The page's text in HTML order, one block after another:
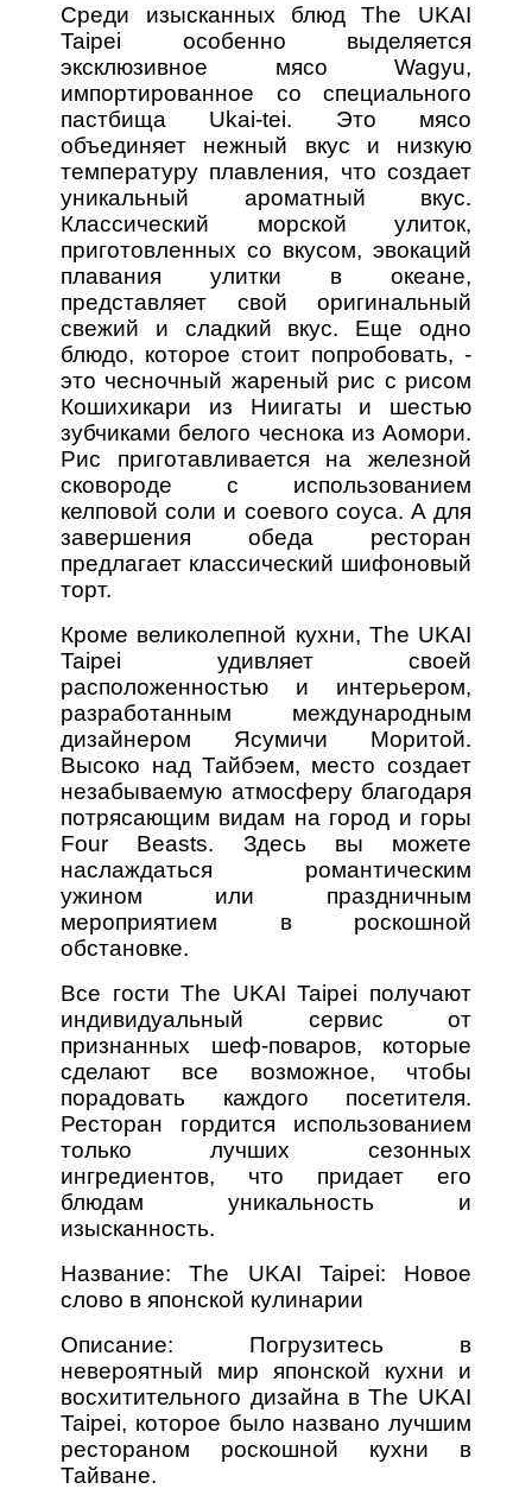
Среди изысканных блюд The UKAI
Taipei особенно выделяется
эксклюзивное мясо Wagyu,
импортированное со специального
пастбища Ukai-tei. Это мясо
объединяет нежный вкус и низкую
температуру плавления, что создает
уникальный ароматный вкус.
Классический морской улиток,
приготовленных со вкусом, эвокаций
плавания улитки в океане,
представляет свой оригинальный
свежий и сладкий вкус. Еще одно
блюдо, которое стоит попробовать, -
это чесночный жареный рис с рисом
Кошихикари из Ниигаты и шестью
зубчиками белого чеснока из Аомори.
Рис приготавливается на железной
сковороде с использованием
келповой соли и соевого соуса. А для
завершения обеда ресторан
предлагает классический шифоновый
торт.
Кроме великолепной кухни, The UKAI
Taipei удивляет своей
расположенностью и интерьером,
разработанным международным
дизайнером Ясумичи Моритой.
Высоко над Тайбэем, место создает
незабываемую атмосферу благодаря
потрясающим видам на город и горы
Four Beasts. Здесь вы можете
наслаждаться романтическим
ужином или праздничным
мероприятием в роскошной
обстановке.
Все гости The UKAI Taipei получают
индивидуальный сервис от
признанных шеф-поваров, которые
сделают все возможное, чтобы
порадовать каждого посетителя.
Ресторан гордится использованием
только лучших сезонных
ингредиентов, что придает его
блюдам уникальность и
изысканность.
Название: The UKAI Taipei: Новое
слово в японской кулинарии
Описание: Погрузитесь в
невероятный мир японской кухни и
восхитительного дизайна в The UKAI
Taipei, которое было названо лучшим
рестораном роскошной кухни в
Тайване.